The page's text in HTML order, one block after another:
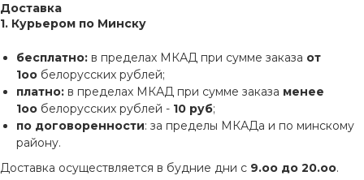
Доставка
1. Курьером по Минску
бесплатно: в пределах МКАД при сумме заказа от
1оо белорусских рублей;
платно: в пределах МКАД при сумме заказа менее
1оо белорусских рублей - 10 руб;
по договоренности: за пределы МКАДа и по минскому
району.
Доставка осуществляется в будние дни с 9.оо до 20.оо.